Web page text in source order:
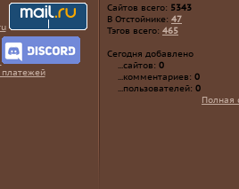
Сайтов всего: 5343
В Отстойнике: 47
Тэгов всего: 465
Сегодня добавлено
...сайтов: 0
...комментариев: 0
...пользователей: 0
Полная